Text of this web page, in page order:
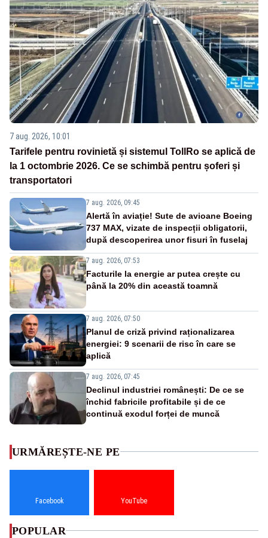
7 aug. 2026, 10:01
Tarifele pentru rovinietă și sistemul TollRo se aplică de
la 1 octombrie 2026. Ce se schimbă pentru șoferi și
transportatori
7 aug. 2026, 09:45
Alertă în aviație! Sute de avioane Boeing
737 MAX, vizate de inspecții obligatorii,
după descoperirea unor fisuri în fuselaj
7 aug. 2026, 07:53
Facturile la energie ar putea crește cu
până la 20% din această toamnă
7 aug. 2026, 07:50
Planul de criză privind raționalizarea
energiei: 9 scenarii de risc în care se
aplică
7 aug. 2026, 07:45
Declinul industriei românești: De ce se
închid fabricile profitabile și de ce
continuă exodul forței de muncă
URMĂREȘTE-NE PE
Facebook YouTube
POPULAR